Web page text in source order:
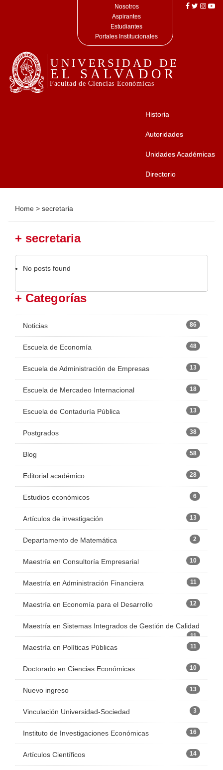
Nosotros
Aspirantes
Estudiantes
Portales Institucionales
Historia
Autoridades
Unidades Académicas
Directorio
Home > secretaria
+ secretaria
No posts found
+ Categorías
Noticias 86
Escuela de Economía 48
Escuela de Administración de Empresas 13
Escuela de Mercadeo Internacional 18
Escuela de Contaduría Pública 13
Postgrados 38
Blog 58
Editorial académico 28
Estudios económicos 6
Artículos de investigación 13
Departamento de Matemática 2
Maestría en Consultoría Empresarial 10
Maestría en Administración Financiera 11
Maestría en Economía para el Desarrollo 12
Maestría en Sistemas Integrados de Gestión de Calidad
11
Maestría en Políticas Públicas 11
Doctorado en Ciencias Económicas 10
Nuevo ingreso 13
Vinculación Universidad-Sociedad 3
Instituto de Investigaciones Económicas 16
Artículos Científicos 14